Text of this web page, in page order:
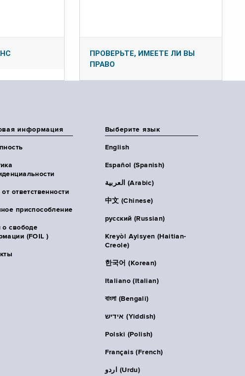
ПРОВЕРЬТЕ, ИМЕЕТЕ ЛИ ВЫ
ПРАВО
информация
ответственности
приспособление
о свободе
(FOIL )
Выберите язык
English
Español (Spanish)
العربية (Arabic)
中文 (Chinese)
русский (Russian)
Kreyòl Ayisyen (Haitian-
Creole)
한국어 (Korean)
Italiano (Italian)
বাংলা (Bengali)
אידיש (Yiddish)
Polski (Polish)
Français (French)
اردو (Urdu)